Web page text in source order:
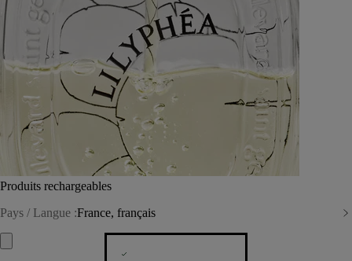
Produits rechargeables
Pays / Langue :France, français